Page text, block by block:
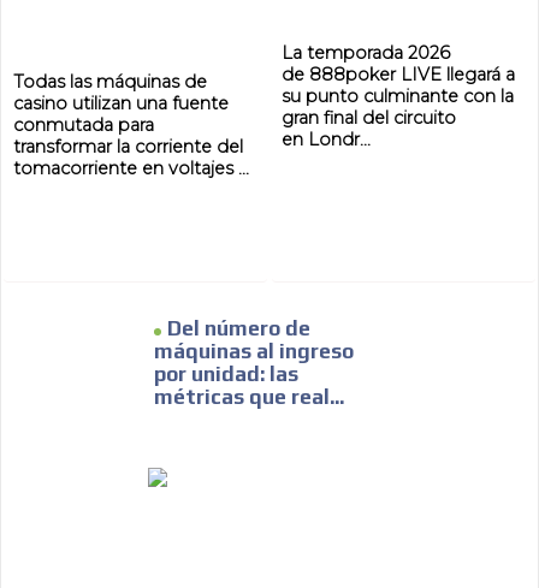
Todas las máquinas de
casino utilizan una fuente
conmutada para
transformar la corriente del
tomacorriente en voltajes ...
La temporada 2026
de 888poker LIVE llegará a
su punto culminante con la
gran final del circuito
en Londr...
Del número de
máquinas al ingreso
por unidad: las
métricas que real...
ADVERTISEMENT